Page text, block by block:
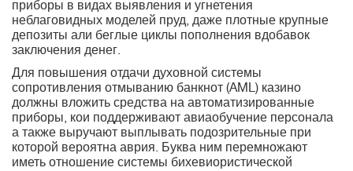
приборы в видах выявления и угнетения
неблаговидных моделей пруд, даже плотные крупные
депозиты али беглые циклы пополнения вдобавок
заключения денег.
Для повышения отдачи духовной системы
сопротивления отмыванию банкнот (AML) казино
должны вложить средства на автоматизированные
приборы, кои поддерживают авиаобучение персонала
а также выручают выплывать подозрительные при
которой вероятна аврия. Буква ним перемножают
иметь отношение системы бихевиористической